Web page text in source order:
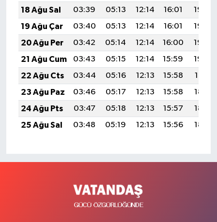
18 Ağu Sal
03:39 05:13 12:14 16:01
19:06
19 Ağu Çar
03:40 05:13 12:14 16:01
19:05
20 Ağu Per
03:42 05:14 12:14 16:00
19:03
21 Ağu Cum
03:43 05:15 12:14 15:59
19:02
22 Ağu Cts
03:44 05:16 12:13 15:58
19:01
23 Ağu Paz
03:46 05:17 12:13 15:58
18:59
24 Ağu Pts
03:47 05:18 12:13 15:57
18:58
25 Ağu Sal
03:48 05:19 12:13 15:56 18:56